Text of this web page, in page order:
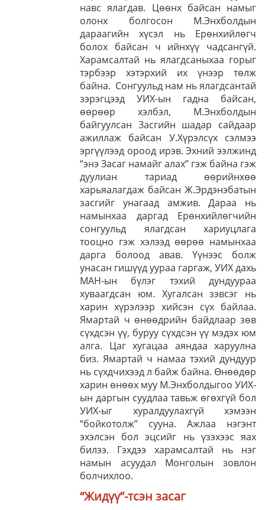
навс ялагдав. Цөөнх байсан намыг
олонх болгосон М.Энхболдын
дараагийн хүсэл нь Ерөнхийлөгч
болох байсан ч ийнхүү чадсангүй.
Харамсалтай нь ялагдсаныхаа горыг
тэрбээр хэтэрхий их үнээр төлж
байна. Сонгуульд нам нь ялагдсантай
зэрэгцээд УИХ-ын гадна байсан,
өөрөөр хэлбэл, М.Энхболдын
байгуулсан Засгийн шадар сайдаар
ажиллаж байсан У.Хүрэлсүх сэлмээ
эргүүлээд ороод ирэв. Эхний ээлжинд
“энэ Засаг намайг алах” гэж байна гэж
дуулиан тариад өөрийнхөө
харьяалагдаж байсан Ж.Эрдэнэбатын
засгийг унагаад амжив. Дараа нь
намынхаа даргад Ерөнхийлөгчийн
сонгуульд ялагдсан хариуцлага
тооцно гэж хэлээд өөрөө намынхаа
дарга болоод авав. Үүнээс болж
унасан гишүүд уураа гаргаж, УИХ дахь
МАН-ын бүлэг тэхий дундуураа
хуваагдсан юм. Хугалсан зэвсэг нь
харин хүрэлээр хийсэн сүх байлаа.
Ямартай ч өнөөдрийн байдлаар зөв
сүхдсэн үү, буруу сүхдсэн үү мэдэх юм
алга. Цаг хугацаа аяндаа харуулна
биз. Ямартай ч намаа тэхий дундуур
нь сүхдчихээд л байж байна. Өнөөдөр
харин өнөөх муу М.Энхболдыгоо УИХ-
ын даргын суудлаа тавьж өгөхгүй бол
УИХ-ыг хуралдуулахгүй хэмээн
“бойкотолж” сууна. Ажлаа нэгэнт
эхэлсэн бол эцсийг нь үзэхээс яах
билээ. Гэхдээ харамсалтай нь нэг
намын асуудал Монголын зовлон
болчихлоо.
“Жидүү”-тсэн засаг